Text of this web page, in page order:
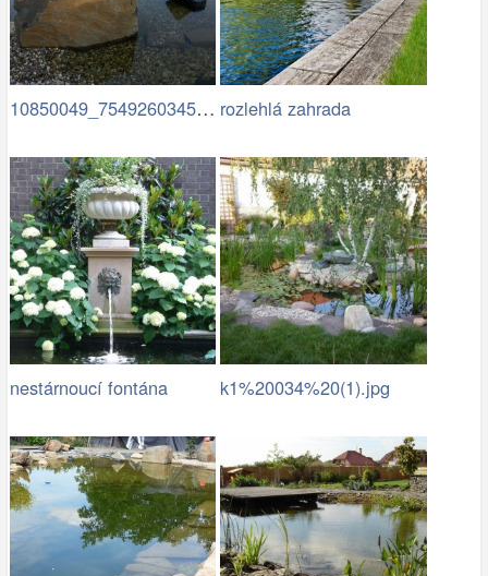
10850049_754926034583472… rozlehlá zahrada
nestárnoucí fontána k1%20034%20(1).jpg